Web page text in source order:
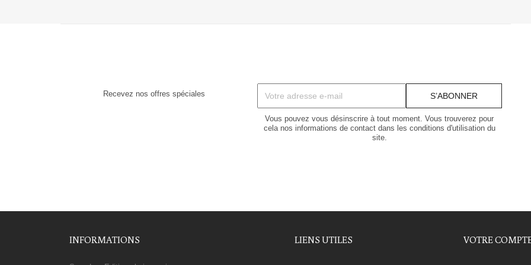
Recevez nos offres spéciales
Vous pouvez vous désinscrire à tout moment. Vous trouverez pour
cela nos informations de contact dans les conditions d'utilisation du
site.
INFORMATIONS LIENS UTILES VOTRE